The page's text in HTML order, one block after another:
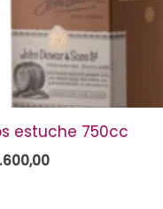
estuche 750cc